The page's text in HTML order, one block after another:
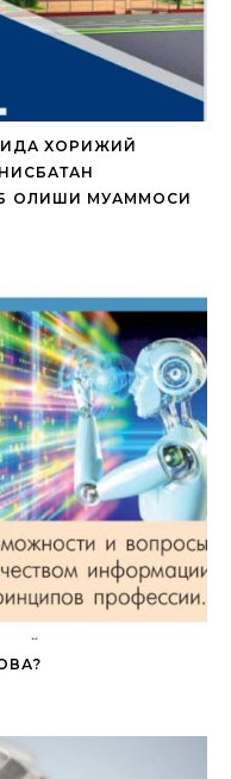
ХОРИЖИЙ
ҚОЛИШИ МУАММОСИ